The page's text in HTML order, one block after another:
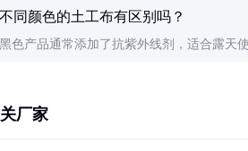
不同颜色的土工布有区别吗？
黑色产品通常添加了抗紫外线剂，适合露天
厂家